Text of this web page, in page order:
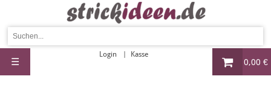
0,00 €
Login Kasse
☰